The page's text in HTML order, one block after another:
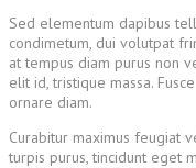
Sed elementum dapibus
condimetum, dui volutpat
at tempus diam purus non
elit id, tristique massa.
ornare diam.
Curabitur maximus feugiat
turpis purus, tincidunt eget